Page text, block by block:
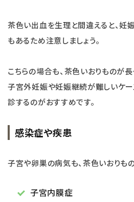
茶色い出血を生理と間違えると、妊
もあるため注意しましょう。
こちらの場合も、茶色いおりものが
子宮外妊娠や妊娠継続が難しいケー
診するのがおすすめです。
感染症や疾患
子宮や卵巣の病気も、茶色いおりも
子宮内膜症